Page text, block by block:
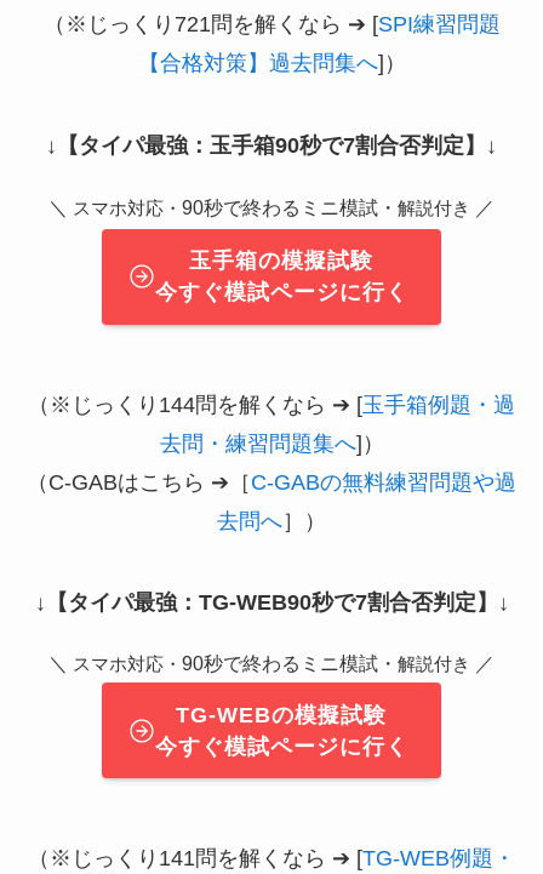
（※じっくり721問を解くなら ➔ [SPI練習問題
【合格対策】過去問集へ]）
↓ 【タイパ最強：玉手箱90秒で7割合否判定】 ↓
＼ スマホ対応・ 90秒で終わるミニ模試・ 解説付き ／
玉手箱の模擬試験
今すぐ模試ページに行く
（※じっくり144問を解くなら ➔ [玉手箱例題・過
去問・練習問題集へ]）
（C-GABはこちら ➔［C-GABの無料練習問題や過
去問へ］）
↓ 【タイパ最強：TG-WEB90秒で7割合否判定】 ↓
＼ スマホ対応・ 90秒で終わるミニ模試・ 解説付き ／
TG-WEBの模擬試験
今すぐ模試ページに行く
（※じっくり141問を解くなら ➔ [TG-WEB例題・